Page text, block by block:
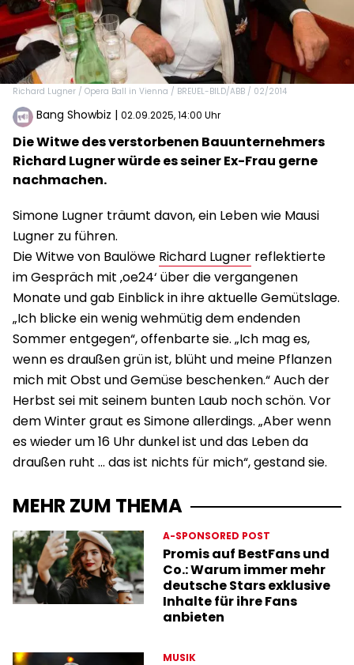
Richard Lugner / Opera Ball in Vienna / BREUEL-BILD/ABB / 02/2014
Bang Showbiz | 02.09.2025, 14:00 Uhr
Die Witwe des verstorbenen Bauunternehmers
Richard Lugner würde es seiner Ex-Frau gerne
nachmachen.
Simone Lugner träumt davon, ein Leben wie Mausi
Lugner zu führen.
Die Witwe von Baulöwe Richard Lugner reflektierte
im Gespräch mit ‚oe24‘ über die vergangenen
Monate und gab Einblick in ihre aktuelle Gemütslage.
„Ich blicke ein wenig wehmütig dem endenden
Sommer entgegen“, offenbarte sie. „Ich mag es,
wenn es draußen grün ist, blüht und meine Pflanzen
mich mit Obst und Gemüse beschenken.“ Auch der
Herbst sei mit seinem bunten Laub noch schön. Vor
dem Winter graut es Simone allerdings. „Aber wenn
es wieder um 16 Uhr dunkel ist und das Leben da
draußen ruht … das ist nichts für mich“, gestand sie.
MEHR ZUM THEMA
A-SPONSORED POST
Promis auf BestFans und
Co.: Warum immer mehr
deutsche Stars exklusive
Inhalte für ihre Fans
anbieten
MUSIK